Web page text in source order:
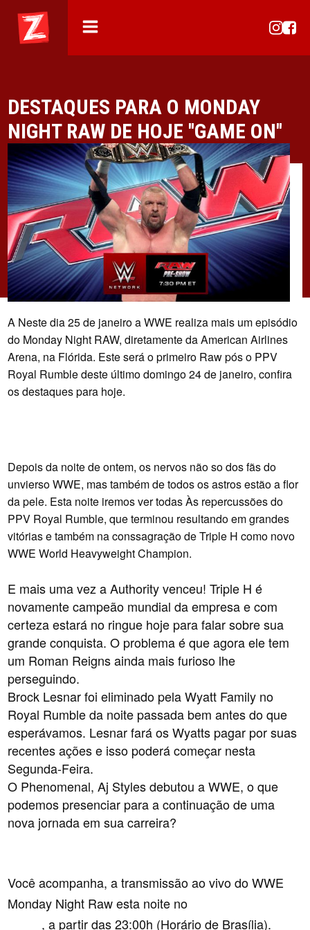
DESTAQUES PARA O MONDAY
NIGHT RAW DE HOJE ''GAME ON''
A Neste dia 25 de janeiro a WWE realiza mais um episódio
do Monday Night RAW, diretamente da American Airlines
Arena, na Flórida. Este será o primeiro Raw pós o PPV
Royal Rumble deste último domingo 24 de janeiro, confira
os destaques para hoje.
Depois da noite de ontem, os nervos não so dos fãs do
unvierso WWE, mas também de todos os astros estão a flor
da pele. Esta noite iremos ver todas Às repercussões do
PPV Royal Rumble, que terminou resultando em grandes
vitórias e também na conssagração de Triple H como novo
WWE World Heavyweight Champion.
E mais uma vez a Authority venceu! Triple H é
novamente campeão mundial da empresa e com
certeza estará no ringue hoje para falar sobre sua
grande conquista. O problema é que agora ele tem
um Roman Reigns ainda mais furioso lhe
perseguindo.
Brock Lesnar foi eliminado pela Wyatt Family no
Royal Rumble da noite passada bem antes do que
esperávamos. Lesnar fará os Wyatts pagar por suas
recentes ações e isso poderá começar nesta
Segunda-Feira.
O Phenomenal, Aj Styles debutou a WWE, o que
podemos presenciar para a continuação de uma
nova jornada em sua carreira?
Você acompanha, a transmissão ao vivo do WWE
Monday Night Raw esta noite no
, a partir das 23:00h (Horário de Brasília).